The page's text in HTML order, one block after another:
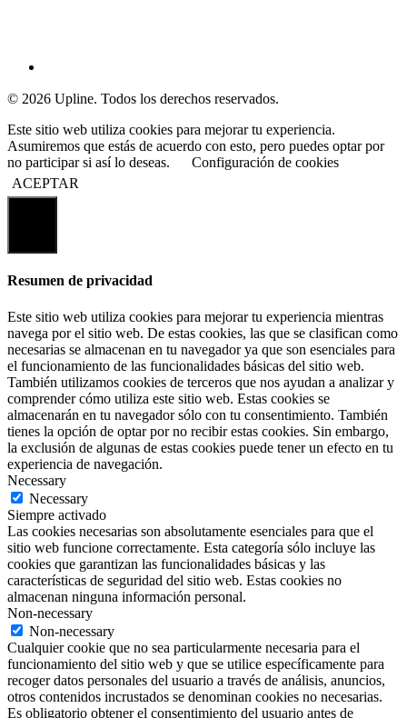
© 2026 Upline. Todos los derechos reservados.
Este sitio web utiliza cookies para mejorar tu experiencia.
Asumiremos que estás de acuerdo con esto, pero puedes optar por
no participar si así lo deseas.
Configuración de cookies
ACEPTAR
Resumen de privacidad
Este sitio web utiliza cookies para mejorar tu experiencia mientras
navega por el sitio web. De estas cookies, las que se clasifican como
necesarias se almacenan en tu navegador ya que son esenciales para
el funcionamiento de las funcionalidades básicas del sitio web.
También utilizamos cookies de terceros que nos ayudan a analizar y
comprender cómo utiliza este sitio web. Estas cookies se
almacenarán en tu navegador sólo con tu consentimiento. También
tienes la opción de optar por no recibir estas cookies. Sin embargo,
la exclusión de algunas de estas cookies puede tener un efecto en tu
experiencia de navegación.
Necessary
Necessary
Siempre activado
Las cookies necesarias son absolutamente esenciales para que el
sitio web funcione correctamente. Esta categoría sólo incluye las
cookies que garantizan las funcionalidades básicas y las
características de seguridad del sitio web. Estas cookies no
almacenan ninguna información personal.
Non-necessary
Non-necessary
Cualquier cookie que no sea particularmente necesaria para el
funcionamiento del sitio web y que se utilice específicamente para
recoger datos personales del usuario a través de análisis, anuncios,
otros contenidos incrustados se denominan cookies no necesarias.
Es obligatorio obtener el consentimiento del usuario antes de